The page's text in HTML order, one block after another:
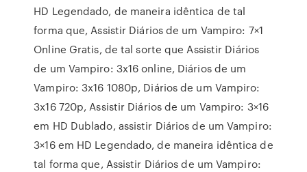
HD Legendado, de maneira idêntica de tal
forma que, Assistir Diários de um Vampiro: 7×1
Online Gratis, de tal sorte que Assistir Diários
de um Vampiro: 3x16 online, Diários de um
Vampiro: 3x16 1080p, Diários de um Vampiro:
3x16 720p, Assistir Diários de um Vampiro: 3×16
em HD Dublado, assistir Diários de um Vampiro:
3×16 em HD Legendado, de maneira idêntica de
tal forma que, Assistir Diários de um Vampiro: